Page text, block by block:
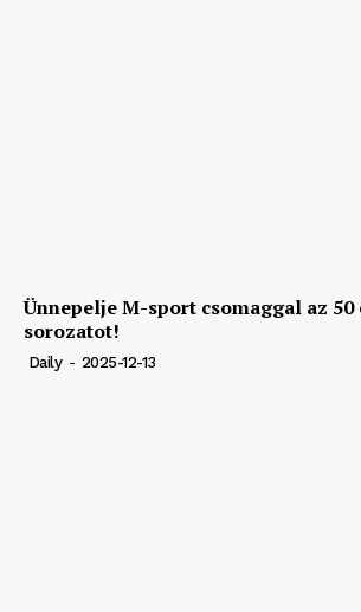
Ünnepelje M-sport csomaggal az 50
sorozatot!
Daily - 2025-12-13